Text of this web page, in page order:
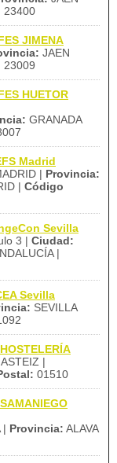
23400
JIMENA
JAEN
23009
HUETOR
GRANADA
Madrid
| Provincia:
| Código
Sevilla
3 | Ciudad:
|
Sevilla
SEVILLA
|
01510
| Provincia: ALAVA